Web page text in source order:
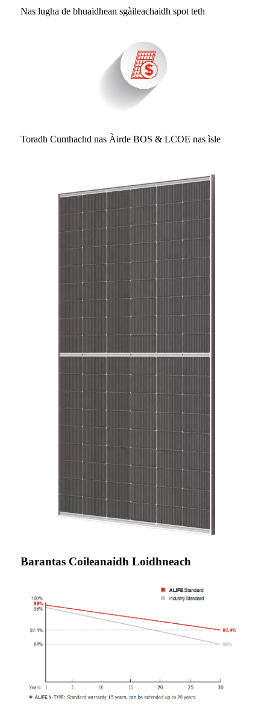
Nas lugha de bhuaidhean sgàileachaidh spot teth
Toradh Cumhachd nas Àirde BOS & LCOE nas ìsle
Barantas Coileanaidh Loidhneach